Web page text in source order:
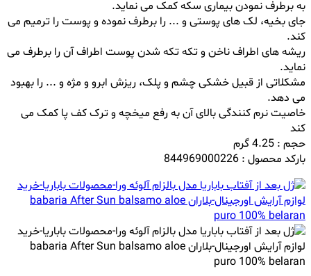
به برطرف نمودن بیماری سکه کمک می نماید.
جای بخیه، لک های پوستی و ... را برطرف نموده و پوست را ترمیم می
کند.
ریشه های اطراف ناخن و تکه تکه شدن پوست اطراف آن را برطرف می
نماید.
مشکلاتی از قبیل خشکی چشم و پلک، ریزش ابرو و مژه و ... را بهبود
می دهد.
خاصیت نرم کنندگی بالای آن به رفع میخچه و ترک کف پا کمک می
کند
حجم : 4.25 گرم
بارکد محصول : 844969000226